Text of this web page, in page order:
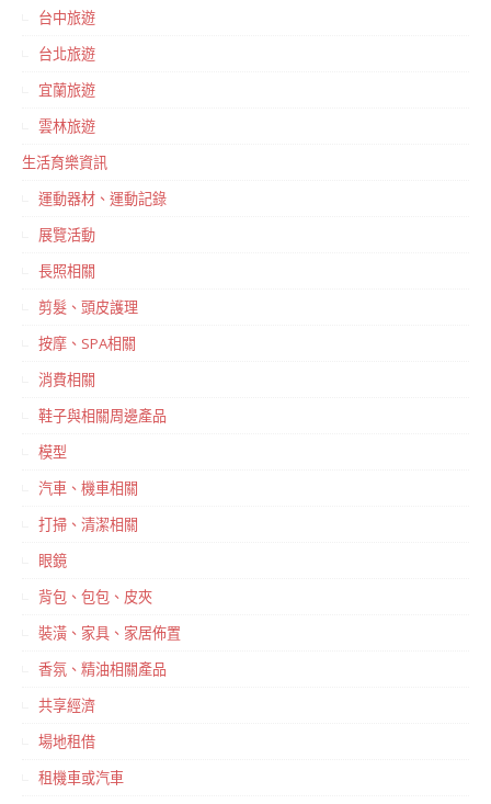
台中旅遊
台北旅遊
宜蘭旅遊
雲林旅遊
生活育樂資訊
運動器材、運動記錄
展覽活動
長照相關
剪髮、頭皮護理
按摩、SPA相關
消費相關
鞋子與相關周邊產品
模型
汽車、機車相關
打掃、清潔相關
眼鏡
背包、包包、皮夾
裝潢、家具、家居佈置
香氛、精油相關產品
共享經濟
場地租借
租機車或汽車